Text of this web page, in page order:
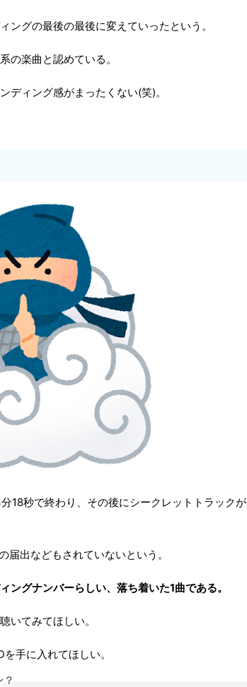
ングの最後の最後に変えていったという。
の楽曲と認めている。
ディング感がまったくない(笑)。
18秒で終わり、その後にシークレットトラックが
届出などもされていないという。
ングナンバーらしい、落ち着いた1曲である。
いてみてほしい。
手に入れてほしい。